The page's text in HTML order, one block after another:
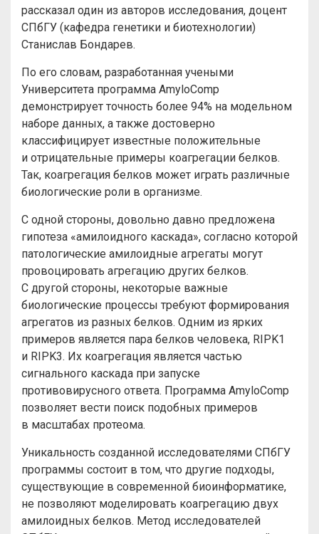
рассказал один из авторов исследования, доцент
СПбГУ (кафедра генетики и биотехнологии)
Станислав Бондарев.
По его словам, разработанная учеными
Университета программа AmyloComp
демонстрирует точность более 94% на модельном
наборе данных, а также достоверно
классифицирует известные положительные
и отрицательные примеры коагрегации белков.
Так, коагрегация белков может играть различные
биологические роли в организме.
С одной стороны, довольно давно предложена
гипотеза «амилоидного каскада», согласно которой
патологические амилоидные агрегаты могут
провоцировать агрегацию других белков.
С другой стороны, некоторые важные
биологические процессы требуют формирования
агрегатов из разных белков. Одним из ярких
примеров является пара белков человека, RIPK1
и RIPK3. Их коагрегация является частью
сигнального каскада при запуске
противовирусного ответа. Программа AmyloComp
позволяет вести поиск подобных примеров
в масштабах протеома.
Уникальность созданной исследователями СПбГУ
программы состоит в том, что другие подходы,
существующие в современной биоинформатике,
не позволяют моделировать коагрегацию двух
амилоидных белков. Метод исследователей